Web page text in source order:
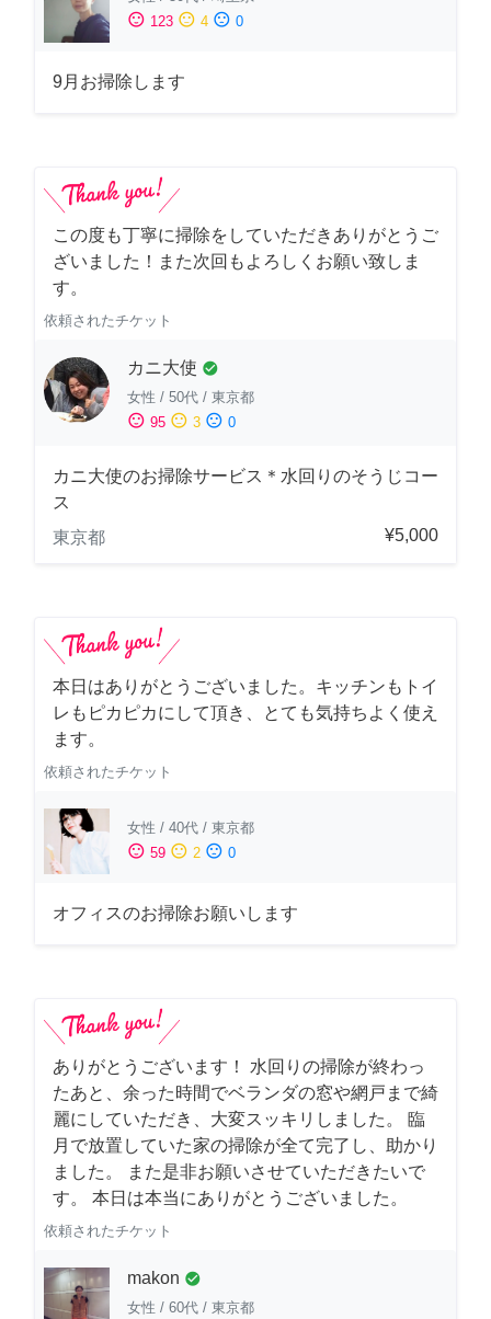
sentiment_satisfied 123 sentiment_neutral 4 sentiment_dissatisfied 0
9月お掃除します
この度も丁寧に掃除をしていただきありがとうご
ざいました！また次回もよろしくお願い致しま
す。
依頼されたチケット
カニ大使 check_circle
女性 / 50代 / 東京都
sentiment_satisfied 95 sentiment_neutral 3 sentiment_dissatisfied 0
カニ大使のお掃除サービス＊水回りのそうじコー
ス
東京都
¥5,000
本日はありがとうございました。キッチンもトイ
レもピカピカにして頂き、とても気持ちよく使え
ます。
依頼されたチケット
女性 / 40代 / 東京都
sentiment_satisfied 59 sentiment_neutral 2 sentiment_dissatisfied 0
オフィスのお掃除お願いします
ありがとうございます！ 水回りの掃除が終わっ
たあと、余った時間でベランダの窓や網戸まで綺
麗にしていただき、大変スッキリしました。 臨
月で放置していた家の掃除が全て完了し、助かり
ました。 また是非お願いさせていただきたいで
す。 本日は本当にありがとうございました。
依頼されたチケット
makon check_circle
女性 / 60代 / 東京都